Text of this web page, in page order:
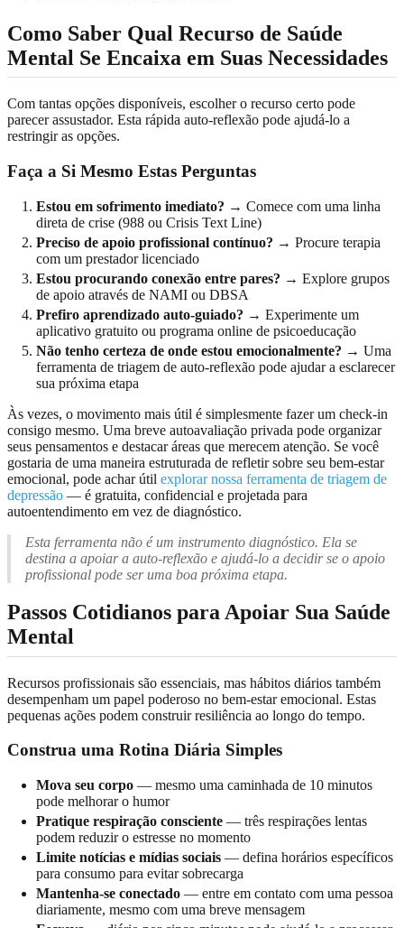
Como Saber Qual Recurso de Saúde
Mental Se Encaixa em Suas Necessidades
Com tantas opções disponíveis, escolher o recurso certo pode
parecer assustador. Esta rápida auto-reflexão pode ajudá-lo a
restringir as opções.
Faça a Si Mesmo Estas Perguntas
Estou em sofrimento imediato? → Comece com uma linha
direta de crise (988 ou Crisis Text Line)
Preciso de apoio profissional contínuo? → Procure terapia
com um prestador licenciado
Estou procurando conexão entre pares? → Explore grupos
de apoio através de NAMI ou DBSA
Prefiro aprendizado auto-guiado? → Experimente um
aplicativo gratuito ou programa online de psicoeducação
Não tenho certeza de onde estou emocionalmente? → Uma
ferramenta de triagem de auto-reflexão pode ajudar a esclarecer
sua próxima etapa
Às vezes, o movimento mais útil é simplesmente fazer um check-in
consigo mesmo. Uma breve autoavaliação privada pode organizar
seus pensamentos e destacar áreas que merecem atenção. Se você
gostaria de uma maneira estruturada de refletir sobre seu bem-estar
emocional, pode achar útil explorar nossa ferramenta de triagem de
depressão — é gratuita, confidencial e projetada para
autoentendimento em vez de diagnóstico.
Esta ferramenta não é um instrumento diagnóstico. Ela se
destina a apoiar a auto-reflexão e ajudá-lo a decidir se o apoio
profissional pode ser uma boa próxima etapa.
Passos Cotidianos para Apoiar Sua Saúde
Mental
Recursos profissionais são essenciais, mas hábitos diários também
desempenham um papel poderoso no bem-estar emocional. Estas
pequenas ações podem construir resiliência ao longo do tempo.
Construa uma Rotina Diária Simples
Mova seu corpo — mesmo uma caminhada de 10 minutos
pode melhorar o humor
Pratique respiração consciente — três respirações lentas
podem reduzir o estresse no momento
Limite notícias e mídias sociais — defina horários específicos
para consumo para evitar sobrecarga
Mantenha-se conectado — entre em contato com uma pessoa
diariamente, mesmo com uma breve mensagem